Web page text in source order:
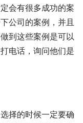
会有很多成功的案
公司的案例，并且
到这些案例是可以
电话，询问他们是
择的时候一定要确